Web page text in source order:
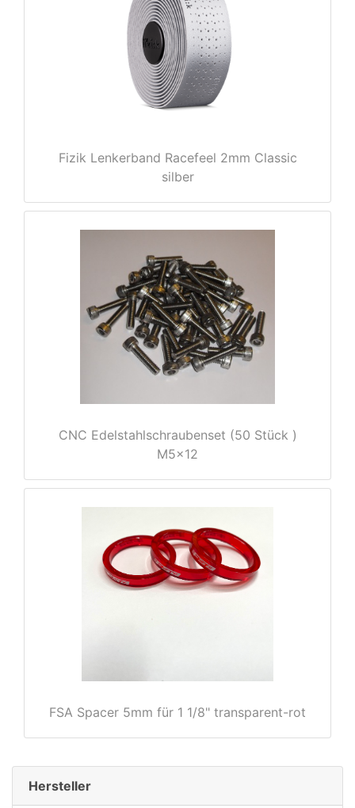
Fizik Lenkerband Racefeel 2mm Classic
silber
CNC Edelstahlschraubenset (50 Stück )
M5x12
FSA Spacer 5mm für 1 1/8" transparent-rot
Hersteller